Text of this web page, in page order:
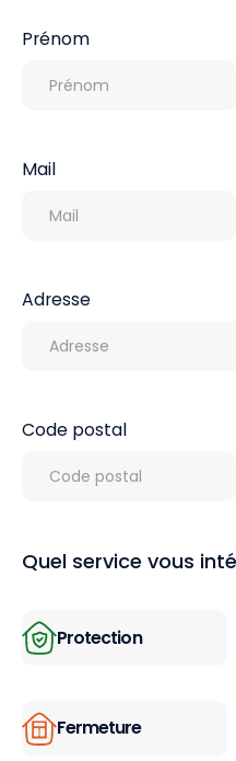
Prénom
Mail
Adresse
Code postal
Quel service vous
Protection
Fermeture